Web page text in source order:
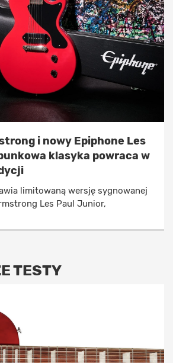
i nowy Epiphone Les
klasyka powraca w
limitowaną wersję sygnowanej
Les Paul Junior,
TESTY